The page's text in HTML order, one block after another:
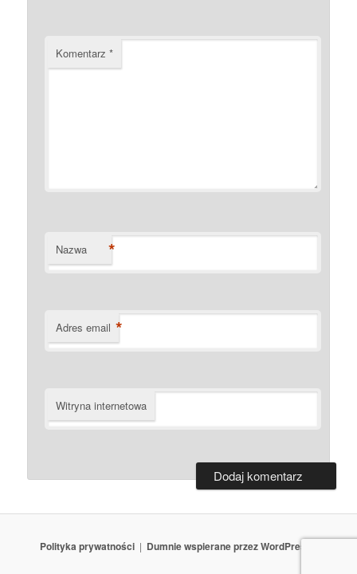
Komentarz*
Nazwa *
Adres email *
Witryna internetowa
Polityka prywatności Dumnie wspierane przez WordPressa